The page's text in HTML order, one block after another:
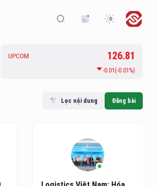
UPCOM 126.81
-0.01(-0.01%)
Lọc nội dung Đăng bài